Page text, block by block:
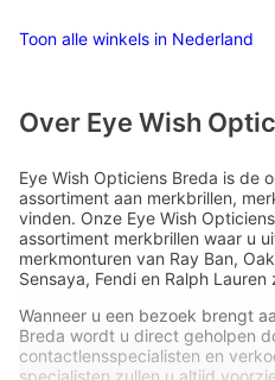
Toon alle winkels in Nederland
Over Eye Wish
Eye Wish Opticiens Breda is de
assortiment aan merkbrillen,
vinden. Onze Eye Wish
assortiment merkbrillen waar u
merkmonturen van Ray Ban,
Sensaya, Fendi en Ralph
Wanneer u een bezoek brengt
Breda wordt u direct geholpen
contactlensspecialisten en